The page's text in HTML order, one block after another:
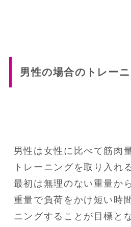
男性の場合のトレー
男性は女性に比べて筋肉
トレーニングを取り入れ
最初は無理のない重量か
重量で負荷をかけ短い時
ニングすることが目標と